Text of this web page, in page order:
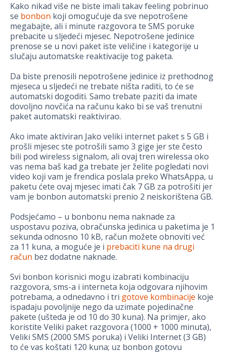
Kako nikad više ne biste imali takav feeling pobrinuo
se bonbon koji omogućuje da sve nepotrošene
megabajte, ali i minute razgovora te SMS poruke
prebacite u sljedeći mjesec. Nepotrošene jedinice
prenose se u novi paket iste veličine i kategorije u
slučaju automatske reaktivacije tog paketa.
Da biste prenosili nepotrošene jedinice iz prethodnog
mjeseca u sljedeći ne trebate ništa raditi, to će se
automatski dogoditi. Samo trebate paziti da imate
dovoljno novčića na računu kako bi se vaš trenutni
paket automatski reaktivirao.
Ako imate aktiviran Jako veliki internet paket s 5 GB i
prošli mjesec ste potrošili samo 3 gige jer ste često
bili pod wireless signalom, ali ovaj tren wirelessa oko
vas nema baš kad ga trebate jer želite pogledati novi
video koji vam je frendica poslala preko WhatsAppa, u
paketu ćete ovaj mjesec imati čak 7 GB za potrošiti jer
vam je bonbon automatski prenio 2 neiskorištena GB.
Podsjećamo – u bonbonu nema naknade za
uspostavu poziva, obračunska jedinica u paketima je 1
sekunda odnosno 10 kB, račun možete obnoviti već
za 11 kuna, a moguće je i prebaciti kune na drugi
račun bez dodatne naknade.
Svi bonbon korisnici mogu izabrati kombinaciju
razgovora, sms-a i interneta koja odgovara njihovim
potrebama, a odnedavno i tri gotove kombinacije koje
ispadaju povoljnije nego da uzimate pojedinačne
pakete (ušteda je od 10 do 30 kuna). Na primjer, ako
koristite Veliki paket razgovora (1000 + 1000 minuta),
Veliki SMS (2000 SMS poruka) i Veliki Internet (3 GB)
to će vas koštati 120 kuna; uz bonbon gotovu